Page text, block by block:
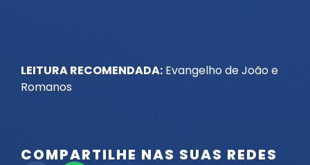
LEITURA RECOMENDADA: Evangelho de João e
Romanos
COMPARTILHE NAS SUAS REDES